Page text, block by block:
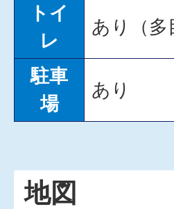
トイ
レ
あり（多
駐車
場
あり
地図